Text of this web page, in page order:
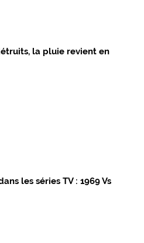
la pluie revient en
les séries TV : 1969 Vs